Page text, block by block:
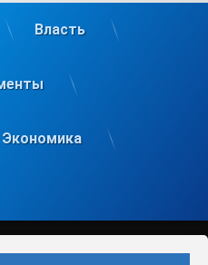
Власть
Экономика